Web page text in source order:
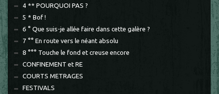
4 ** POURQUOI PAS ?
5 * Bof !
6 ° Que suis-je allée faire dans cette galère ?
7 °° En route vers le néant absolu
8 °°° Touche le fond et creuse encore
CONFINEMENT et RE
COURTS METRAGES
FESTIVALS